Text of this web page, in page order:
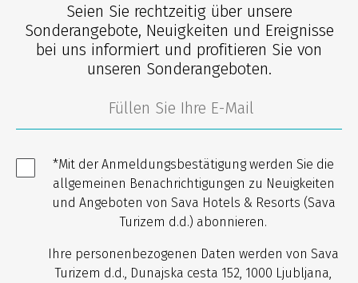
Seien Sie rechtzeitig über unsere
Sonderangebote, Neuigkeiten und Ereignisse
bei uns informiert und profitieren Sie von
unseren Sonderangeboten.
*Mit der Anmeldungsbestätigung werden Sie die
allgemeinen Benachrichtigungen zu Neuigkeiten
und Angeboten von Sava Hotels & Resorts (Sava
Turizem d.d.) abonnieren.
Ihre personenbezogenen Daten werden von Sava
Turizem d.d., Dunajska cesta 152, 1000 Ljubljana,